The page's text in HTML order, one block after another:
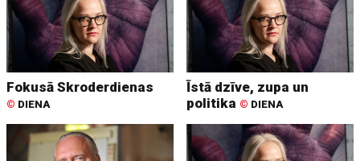
Fokusā Skroderdienas
© DIENA
Īstā dzīve, zupa un
politika © DIENA